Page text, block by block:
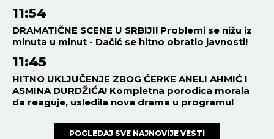
11:54
DRAMATIČNE SCENE U SRBIJI! Problemi se nižu iz
minuta u minut - Dačić se hitno obratio javnosti!
11:45
HITNO UKLJUČENJE ZBOG ĆERKE ANELI AHMIĆ I
ASMINA DURDŽIĆA! Kompletna porodica morala
da reaguje, usledila nova drama u programu!
POGLEDAJ SVE NAJNOVIJE VESTI